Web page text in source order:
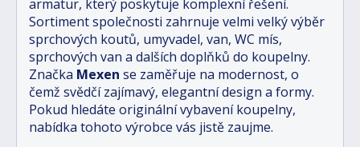
armatur, který poskytuje komplexní řešení.
Sortiment společnosti zahrnuje velmi velký výběr
sprchových koutů, umyvadel, van, WC mís,
sprchových van a dalších doplňků do koupelny.
Značka Mexen se zaměřuje na modernost, o
čemž svědčí zajímavý, elegantní design a formy.
Pokud hledáte originální vybavení koupelny,
nabídka tohoto výrobce vás jistě zaujme.